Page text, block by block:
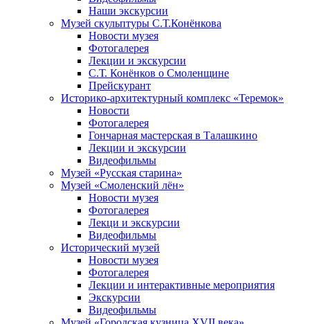
Наши экскурсии
Музей скульптуры С.Т.Конёнкова
Новости музея
Фотогалерея
Лекции и экскурсии
С.Т. Конёнков о Смоленщине
Прейскурант
Историко-архитектурный комплекс «Теремок»
Новости
Фотогалерея
Гончарная мастерская в Талашкино
Лекции и экскурсии
Видеофильмы
Музей «Русская старина»
Музей «Смоленский лён»
Новости музея
Фотогалерея
Лекци и экскурсии
Видеофильмы
Исторический музей
Новости музея
Фотогалерея
Лекции и интерактивные мероприятия
Экскурсии
Видеофильмы